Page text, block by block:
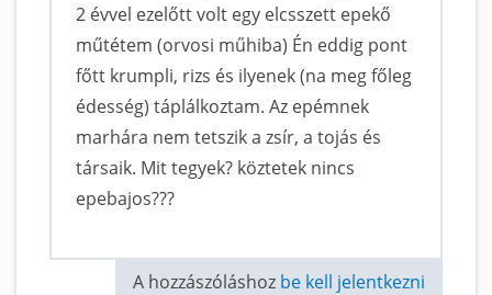
2 évvel ezelőtt volt egy elcsszett epekő
műtétem (orvosi műhiba) Én eddig pont
főtt krumpli, rizs és ilyenek (na meg főleg
édesség) táplálkoztam. Az epémnek
marhára nem tetszik a zsír, a tojás és
társaik. Mit tegyek? köztetek nincs
epebajos???
A hozzászóláshoz be kell jelentkezni